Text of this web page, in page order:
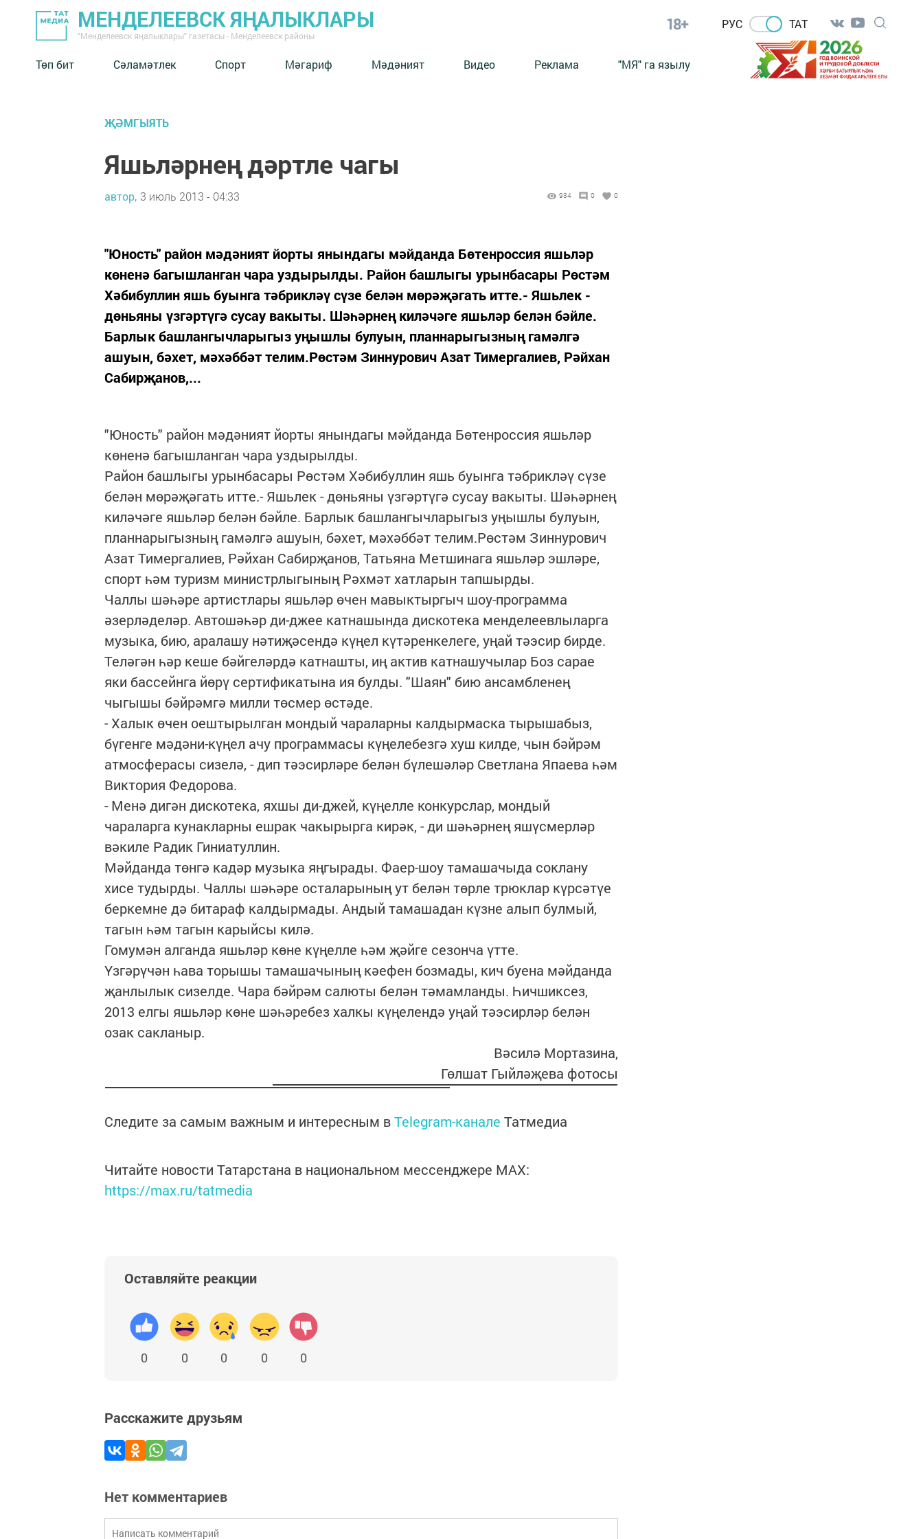
МЕНДЕЛЕЕВСК ЯҢАЛЫКЛАРЫ
"Менделеевск яңалыклары" газетасы - Менделеевск районы
18+ РУС ТАТ
Төп бит Сәламәтлек Спорт Мәгариф Мәдәният Видео Реклама "МЯ" га язылу
ҖӘМГЫЯТЬ
Яшьләрнең дәртле чагы
автор, 3 июль 2013 - 04:33 934 0 0
"Юность" район мәдәният йорты янындагы мәйданда Бөтенроссия яшьләр
көненә багышланган чара уздырылды. Район башлыгы урынбасары Рөстәм
Хәбибуллин яшь буынга тәбрикләү сүзе белән мөрәҗәгать итте.- Яшьлек -
дөньяны үзгәртүгә сусау вакыты. Шәһәрнең киләчәге яшьләр белән бәйле.
Барлык башлангычларыгыз уңышлы булуын, планнарыгызның гамәлгә
ашуын, бәхет, мәхәббәт телим.Рөстәм Зиннурович Азат Тимергалиев, Рәйхан
Сабирҗанов,...
"Юность" район мәдәният йорты янындагы мәйданда Бөтенроссия яшьләр
көненә багышланган чара уздырылды.
Район башлыгы урынбасары Рөстәм Хәбибуллин яшь буынга тәбрикләү сүзе
белән мөрәҗәгать итте.- Яшьлек - дөньяны үзгәртүгә сусау вакыты. Шәһәрнең
киләчәге яшьләр белән бәйле. Барлык башлангычларыгыз уңышлы булуын,
планнарыгызның гамәлгә ашуын, бәхет, мәхәббәт телим.Рөстәм Зиннурович
Азат Тимергалиев, Рәйхан Сабирҗанов, Татьяна Метшинага яшьләр эшләре,
спорт һәм туризм министрлыгының Рәхмәт хатларын тапшырды.
Чаллы шәһәре артистлары яшьләр өчен мавыктыргыч шоу-программа
әзерләделәр. Автошәһәр ди-джее катнашында дискотека менделеевлыларга
музыка, бию, аралашу нәтиҗәсендә күңел күтәренкелеге, уңай тәэсир бирде.
Теләгән һәр кеше бәйгеләрдә катнашты, иң актив катнашучылар Боз сарае
яки бассейнга йөрү сертификатына ия булды. "Шаян" бию ансамбленең
чыгышы бәйрәмгә милли төсмер өстәде.
- Халык өчен оештырылган мондый чараларны калдырмаска тырышабыз,
бүгенге мәдәни-күңел ачу программасы күңелебезгә хуш килде, чын бәйрәм
атмосферасы сизелә, - дип тәэсирләре белән бүлешәләр Светлана Япаева һәм
Виктория Федорова.
- Менә дигән дискотека, яхшы ди-джей, күңелле конкурслар, мондый
чараларга кунакларны ешрак чакырырга кирәк, - ди шәһәрнең яшүсмерләр
вәкиле Радик Гиниатуллин.
Мәйданда төнгә кадәр музыка яңгырады. Фаер-шоу тамашачыда соклану
хисе тудырды. Чаллы шәһәре осталарының ут белән төрле трюклар күрсәтүе
беркемне дә битараф калдырмады. Андый тамашадан күзне алып булмый,
тагын һәм тагын карыйсы килә.
Гомумән алганда яшьләр көне күңелле һәм җәйге сезонча үтте.
Үзгәрүчән һава торышы тамашачының кәефен бозмады, кич буена мәйданда
җанлылык сизелде. Чара бәйрәм салюты белән тәмамланды. Һичшиксез,
2013 елгы яшьләр көне шәһәребез халкы күңелендә уңай тәэсирләр белән
озак сакланыр.
Вәсилә Мортазина,
Гөлшат Гыйләҗева фотосы
Следите за самым важным и интересным вTelegram-канале Татмедиа
Читайте новости Татарстана в национальном мессенджере MАХ:
https://max.ru/tatmedia
Оставляйте реакции
0 0 0 0 0
Расскажите друзьям
Нет комментариев